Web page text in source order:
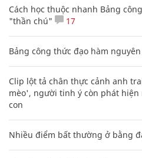
Cách học thuộc nhanh Bảng
"thần chú"
17
Bảng công thức đạo hàm
Clip lột tả chân thực cảnh anh
mèo', người tinh ý còn phát
con
Nhiều điểm bất thường ở bằng